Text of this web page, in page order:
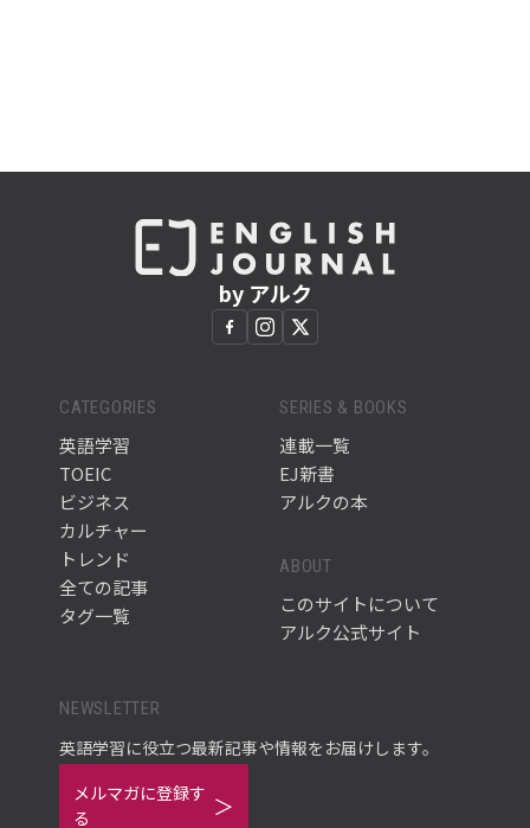
by アルク
CATEGORIES
英語学習
TOEIC
ビジネス
カルチャー
トレンド
全ての記事
タグ一覧
SERIES & BOOKS
連載一覧
EJ新書
アルクの本
ABOUT
このサイトについて
アルク公式サイト
NEWSLETTER
英語学習に役立つ最新記事や情報をお届けします。
メルマガに登録す
る